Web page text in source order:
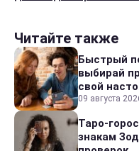
Читайте также
Быстрый
выбирай
свой
09 августа
Таро-
знакам